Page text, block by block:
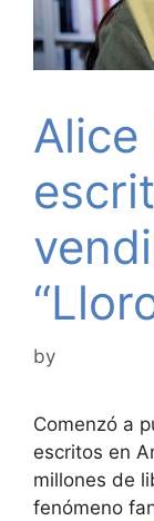
Alice
by
Comenzó a
escritos en
millones de
fenómeno